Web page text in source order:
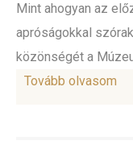
Mint ahogyan az
apróságokkal
közönségét a
Tovább olvasom